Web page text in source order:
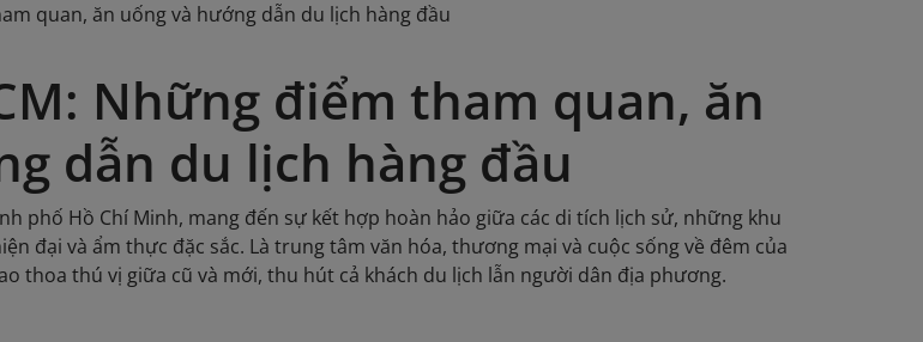
quan, ăn uống và hướng dẫn du lịch hàng đầu
Những điểm tham quan, ăn
dẫn du lịch hàng đầu
phố Hồ Chí Minh, mang đến sự kết hợp hoàn hảo giữa các di tích lịch sử, những khu
đại và ẩm thực đặc sắc. Là trung tâm văn hóa, thương mại và cuộc sống về đêm của
thoa thú vị giữa cũ và mới, thu hút cả khách du lịch lẫn người dân địa phương.